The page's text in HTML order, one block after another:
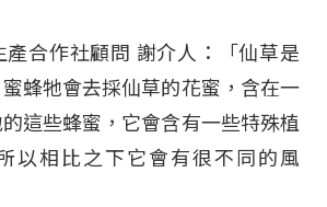
產合作社顧問 謝介人：「仙草是
蜂牠會去採仙草的花蜜，含在一
這些蜂蜜，它會含有一些特殊植
以相比之下它會有很不同的風